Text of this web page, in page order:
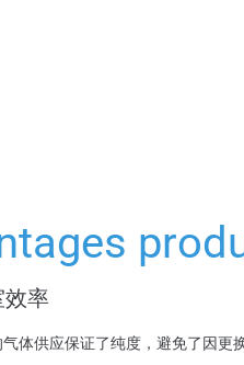
效率
体供应保证了纯度，避免了因更